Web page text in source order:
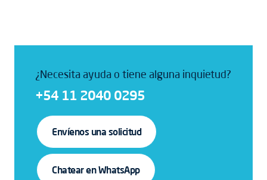
¿Necesita ayuda o tiene alguna inquietud?
+54 11 2040 0295
Envíenos una solicitud
Chatear en WhatsApp